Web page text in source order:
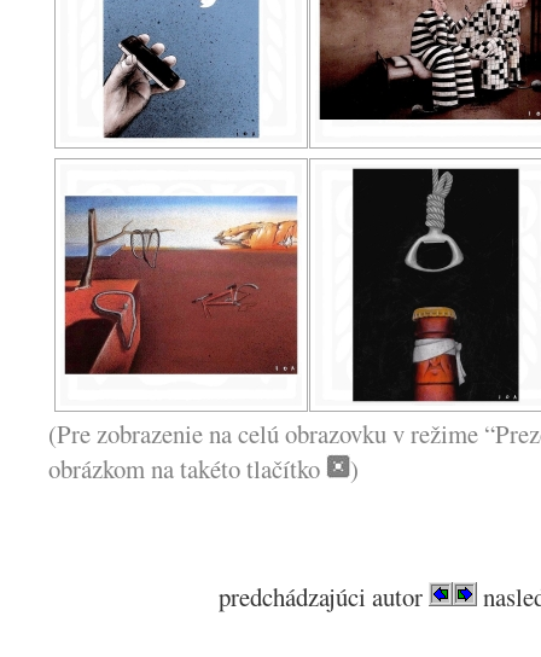
(Pre zobrazenie na celú obrazovku v režime
obrázkom na takéto tlačítko
)
predchádzajúci autor